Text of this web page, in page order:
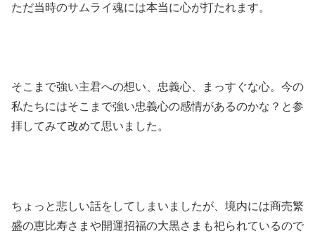
ただ当時のサムライ魂には本当に心が打たれます。
そこまで強い主君への想い、忠義心、まっすぐな心。今の
私たちにはそこまで強い忠義心の感情があるのかな？と参
拝してみて改めて思いました。
ちょっと悲しい話をしてしまいましたが、境内には商売繁
盛の恵比寿さまや開運招福の大黒さまも祀られているので